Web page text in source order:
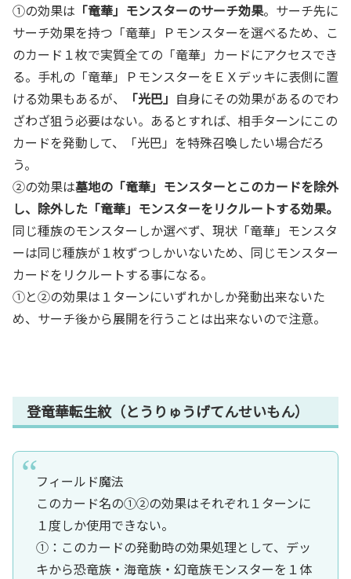
①の効果は 「竜華」モンスターのサーチ効果。サーチ先に
サーチ効果を持つ「竜華」Ｐモンスターを選べるため、こ
のカード１枚で実質全ての「竜華」カードにアクセスでき
る。手札の「竜華」ＰモンスターをＥＸデッキに表側に置
ける効果もあるが、
「光巴」 自身にその効果があるのでわ
ざわざ狙う必要はない。あるとすれば、相手ターンにこの
カードを発動して、「光巴」を特殊召喚したい場合だろ
う。
②の効果は墓地の「竜華」モンスターとこのカードを除外
し、除外した「竜華」モンスターをリクルートする効果。
同じ種族のモンスターしか選べず、現状「竜華」モンスタ
ーは同じ種族が１枚ずつしかいないため、同じモンスター
カードをリクルートする事になる。
①と②の効果は１ターンにいずれかしか発動出来ないた
め、サーチ後から展開を行うことは出来ないので注意。
登竜華転生紋（とうりゅうげてんせいもん）
フィールド魔法
このカード名の①②の効果はそれぞれ１ターンに
１度しか使用できない。
①：このカードの発動時の効果処理として、デッ
キから恐竜族・海竜族・幻竜族モンスターを１体